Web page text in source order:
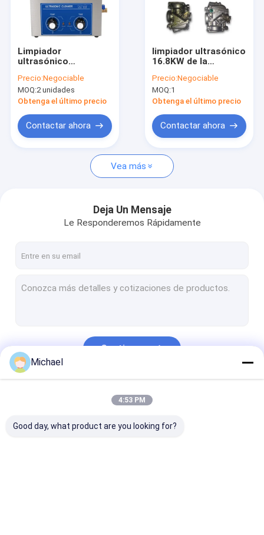
Sobre nosotros
Contáctenos
Noticias
Limpiador ultrasónico de las piezas
Limpiador ultrasónico del carburador
Limpiador ultrasónico industrial
Limpiador ultrasónico de la electrónica
Limpiador ultrasónico del motor
Limpiador ultrasónico médico
Limpiador
ultrasónico
piezas de automóvil
del limpiador 30L
500Watt del inyector
tanque SUS304
Precio:Negociable
MOQ:2 unidades
Obtenga el último precio
Contactar ahora
limpiador ultrasónico
16.8KW de la
4500L para las
piezas
aeroespaciales del
Precio:Negociable
MOQ:1
Obtenga el último precio
Contactar ahora
Vea más
Deja Un Mensaje
Le Responderemos Rápidamente
Continuar
Nuestras Categorías
Michael
4:53 PM
Good day, what product are you looking for?